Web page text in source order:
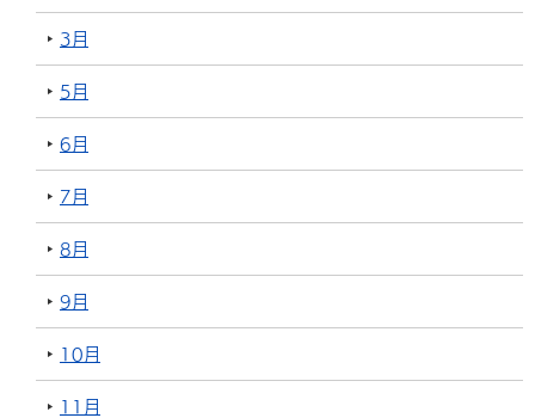
3月
5月
6月
7月
8月
9月
10月
11月